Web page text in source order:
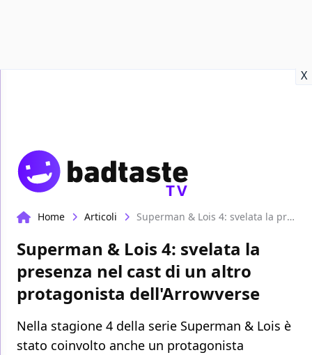
X
TV
Home Articoli Superman & Lois 4: svelata la presenza nel cast di un altro protagonista dell'Arrowverse
Superman & Lois 4: svelata la
presenza nel cast di un altro
protagonista dell'Arrowverse
Nella stagione 4 della serie Superman & Lois è
stato coinvolto anche un protagonista